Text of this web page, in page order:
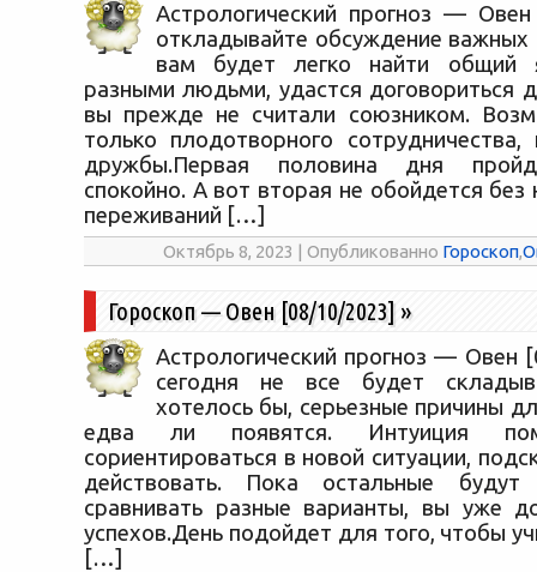
Астрологический прогноз —
откладывайте обсуждение важных
вам будет легко найти общий
разными людьми, удастся договориться
вы прежде не считали союзником.
только плодотворного
дружбы.Первая половина дня
спокойно. А вот вторая не обойдется без
переживаний […]
Октябрь 8, 2023 | Опубликованно Гороскоп,
Гороскоп — Овен [08/10/2023] »
Астрологический прогноз — Овен
сегодня не все будет
хотелось бы, серьезные причины
едва ли появятся. Интуиция
сориентироваться в новой ситуации,
действовать. Пока остальные
сравнивать разные варианты, вы уже
успехов.День подойдет для того, чтобы
[…]